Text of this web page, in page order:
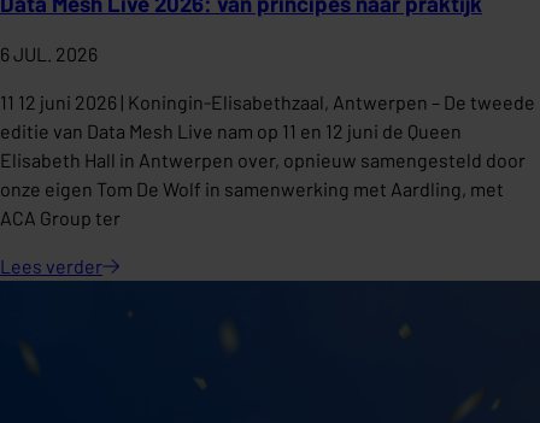
6 JUL. 2026
11 12 juni 2026 | Koningin-Elisabethzaal, Antwerpen – De tweede
editie van Data Mesh Live nam op 11 en 12 juni de Queen
Elisabeth Hall in Antwerpen over, opnieuw samengesteld door
onze eigen Tom De Wolf in samenwerking met Aardling, met
ACA Group ter
Lees verder